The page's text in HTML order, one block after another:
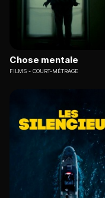
Chose mentale
FILMS COURT-MÉTRAGE